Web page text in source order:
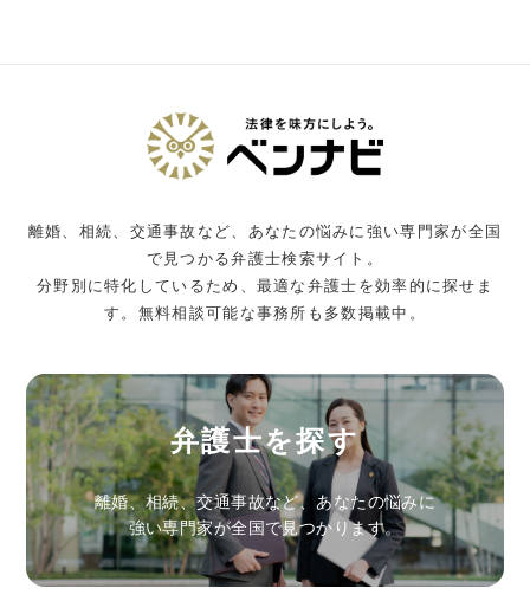
離婚、相続、交通事故など、あなたの悩みに強い専門家が全国
で見つかる弁護士検索サイト。
分野別に特化しているため、最適な弁護士を効率的に探せま
す。無料相談可能な事務所も多数掲載中。
弁護士を探す
離婚、相続、交通事故など、あなたの悩みに
強い専門家が全国で見つかります。